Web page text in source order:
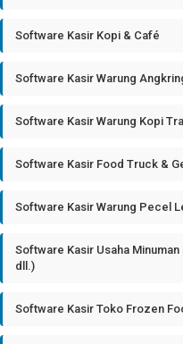
Software Kasir Kopi & Café
Software Kasir Warung
Software Kasir Warung Kopi
Software Kasir Food Truck &
Software Kasir Warung Pecel
Software Kasir Usaha
dll.)
Software Kasir Toko Frozen